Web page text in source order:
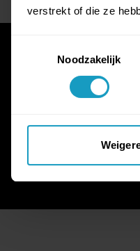
verstrekt of die ze
Noodzakelijk